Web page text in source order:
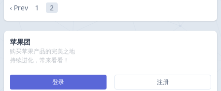
‹ Prev 1 2
苹果团
购买苹果产品的完美之地
持续进化，常来看看！
登录 注册